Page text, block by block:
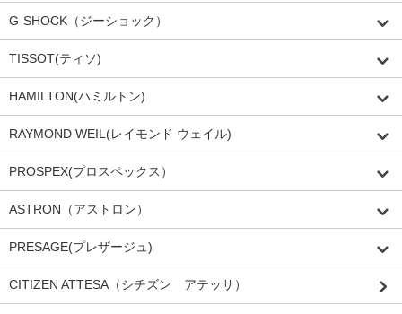
G-SHOCK（ジーショック）
TISSOT(ティソ)
HAMILTON(ハミルトン)
RAYMOND WEIL(レイモンド ウェイル)
PROSPEX(プロスペックス）
ASTRON（アストロン）
PRESAGE(プレザージュ)
CITIZEN ATTESA（シチズン アテッサ）